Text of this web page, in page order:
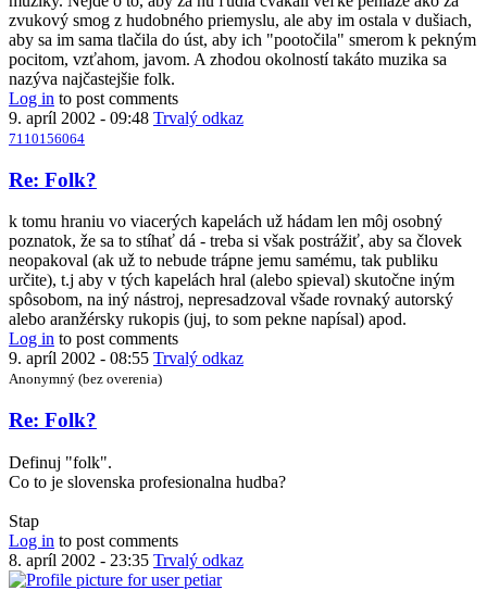
zvukový smog z hudobného priemyslu, ale aby im ostala v dušiach,
aby sa im sama tlačila do úst, aby ich "pootočila" smerom k pekným
pocitom, vzťahom, javom. A zhodou okolností takáto muzika sa
nazýva najčastejšie folk.
Log in to post comments
9. apríl 2002 - 09:48 Trvalý odkaz
7110156064
Re: Folk?
k tomu hraniu vo viacerých kapelách už hádam len môj osobný
poznatok, že sa to stíhať dá - treba si však postrážiť, aby sa človek
neopakoval (ak už to nebude trápne jemu samému, tak publiku
určite), t.j aby v tých kapelách hral (alebo spieval) skutočne iným
spôsobom, na iný nástroj, nepresadzoval všade rovnaký autorský
alebo aranžérsky rukopis (juj, to som pekne napísal) apod.
Log in to post comments
9. apríl 2002 - 08:55 Trvalý odkaz
Anonymný (bez overenia)
Re: Folk?
Definuj "folk".
Co to je slovenska profesionalna hudba?
Stap
Log in to post comments
8. apríl 2002 - 23:35 Trvalý odkaz